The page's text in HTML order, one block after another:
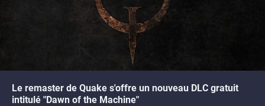
Le remaster de Quake s'offre un nouveau DLC gratuit
intitulé "Dawn of the Machine"